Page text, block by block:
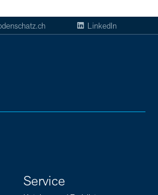
LinkedIn
Service